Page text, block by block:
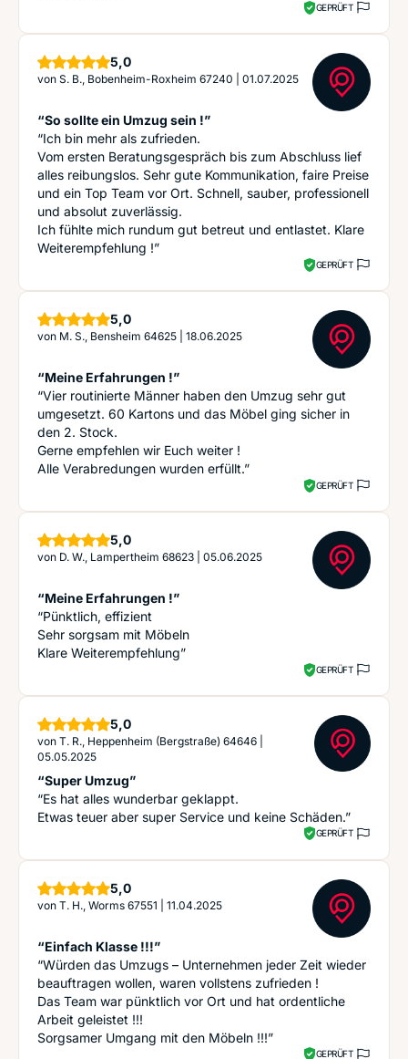
GEPRÜFT
5,0Sterne
von S. B., Bobenheim-Roxheim 67240 01.07.2025
“So sollte ein Umzug sein !”
“Ich bin mehr als zufrieden.
Vom ersten Beratungsgespräch bis zum Abschluss lief
alles reibungslos. Sehr gute Kommunikation, faire Preise
und ein Top Team vor Ort. Schnell, sauber, professionell
und absolut zuverlässig.
Ich fühlte mich rundum gut betreut und entlastet. Klare
Weiterempfehlung !”
GEPRÜFT
5,0Sterne
von M. S., Bensheim 64625 18.06.2025
“Meine Erfahrungen !”
“Vier routinierte Männer haben den Umzug sehr gut
umgesetzt. 60 Kartons und das Möbel ging sicher in
den 2. Stock.
Gerne empfehlen wir Euch weiter !
Alle Verabredungen wurden erfüllt.”
GEPRÜFT
5,0Sterne
von D. W., Lampertheim 68623 05.06.2025
“Meine Erfahrungen !”
“Pünktlich, effizient
Sehr sorgsam mit Möbeln
Klare Weiterempfehlung”
GEPRÜFT
5,0Sterne
von T. R., Heppenheim (Bergstraße) 64646
05.05.2025
“Super Umzug”
“Es hat alles wunderbar geklappt.
Etwas teuer aber super Service und keine Schäden.”
GEPRÜFT
5,0Sterne
von T. H., Worms 67551 11.04.2025
“Einfach Klasse !!!”
“Würden das Umzugs – Unternehmen jeder Zeit wieder
beauftragen wollen, waren vollstens zufrieden !
Das Team war pünktlich vor Ort und hat ordentliche
Arbeit geleistet !!!
Sorgsamer Umgang mit den Möbeln !!!”
GEPRÜFT